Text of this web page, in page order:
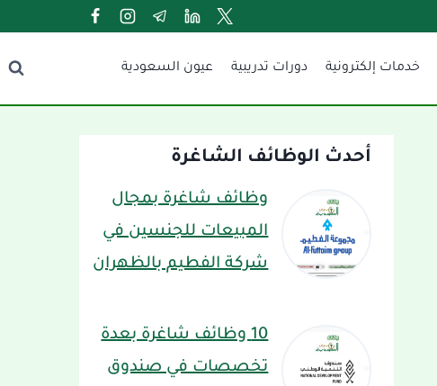
خدمات إلكترونية دورات تدريبية عيون السعودية
أحدث الوظائف الشاغرة
وظائف شاغرة بمجال
المبيعات للجنسين في
شركة الفطيم بالظهران
10 وظائف شاغرة بعدة
تخصصات في صندوق